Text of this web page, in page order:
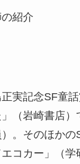
紹介
実記念SF童
」（岩崎書店
。そのほかの
コカー」（学